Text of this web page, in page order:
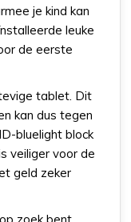
je kind kan
leuke
de eerste
tablet. Dit
kan dus tegen
bluelight block
veiliger voor de
geld zeker
zoek bent